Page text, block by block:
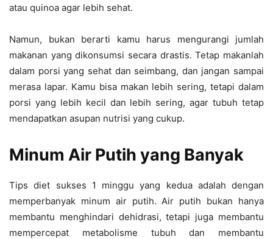
atau quinoa agar lebih sehat.
Namun, bukan berarti kamu harus mengurangi jumlah
makanan yang dikonsumsi secara drastis. Tetap makanlah
dalam porsi yang sehat dan seimbang, dan jangan sampai
merasa lapar. Kamu bisa makan lebih sering, tetapi dalam
porsi yang lebih kecil dan lebih sering, agar tubuh tetap
mendapatkan asupan nutrisi yang cukup.
Minum Air Putih yang Banyak
Tips diet sukses 1 minggu yang kedua adalah dengan
memperbanyak minum air putih. Air putih bukan hanya
membantu menghindari dehidrasi, tetapi juga membantu
mempercepat metabolisme tubuh dan membantu